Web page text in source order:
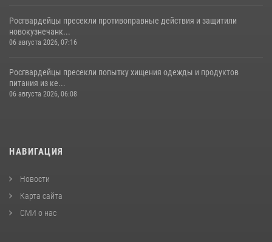
Росгвардейцы пресекли противоправные действия и защитили
новокузнечанк...
06 августа 2026, 07:16
Росгвардейцы пресекли попытку хищения одежды и продуктов
питания из ке...
06 августа 2026, 06:08
НАВИГАЦИЯ
Новости
Карта сайта
СМИ о нас